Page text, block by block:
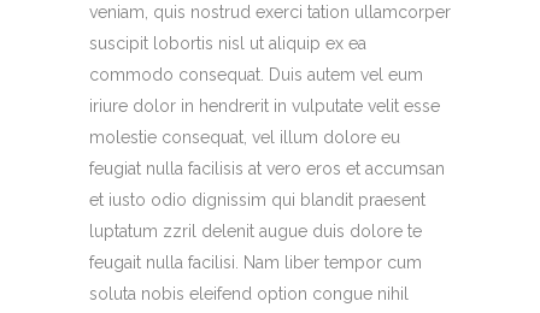
veniam, quis nostrud exerci tation ullamcorper
suscipit lobortis nisl ut aliquip ex ea
commodo consequat. Duis autem vel eum
iriure dolor in hendrerit in vulputate velit esse
molestie consequat, vel illum dolore eu
feugiat nulla facilisis at vero eros et accumsan
et iusto odio dignissim qui blandit praesent
luptatum zzril delenit augue duis dolore te
feugait nulla facilisi. Nam liber tempor cum
soluta nobis eleifend option congue nihil